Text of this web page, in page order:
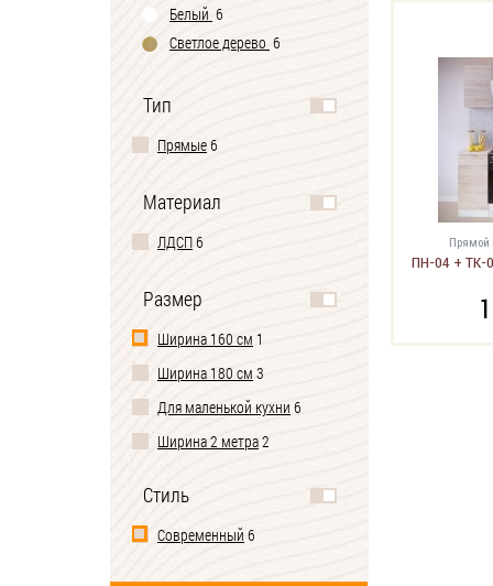
Белый 6
Светлое дерево 6
Тип
Прямые6
Материал
ЛДСП6
Размер
Ширина 160 см 1
Ширина 180 см 3
Для маленькой кухни 6
Ширина 2 метра2
Стиль
Современный 6
Прямой
ПН-04 + ТК-